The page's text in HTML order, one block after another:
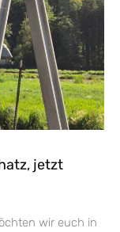
jetzt
wir euch in